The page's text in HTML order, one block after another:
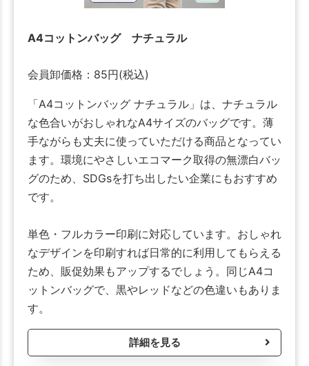
A4コットンバッグ ナチュラル
会員卸価格： 85円(税込)
「A4コットンバッグ ナチュラル」は、ナチュラル
な色合いがおしゃれなA4サイズのバッグです。薄
手ながらも丈夫に使っていただける商品となってい
ます。環境にやさしいエコマーク取得の無漂白バッ
グのため、SDGsを打ち出したい企業にもおすすめ
です。
単色・フルカラー印刷に対応しています。おしゃれ
なデザインを印刷すれば日常的に利用してもらえる
ため、販促効果もアップするでしょう。同じA4コ
ットンバッグで、黒やレッドなどの色違いもありま
す。
詳細を見る